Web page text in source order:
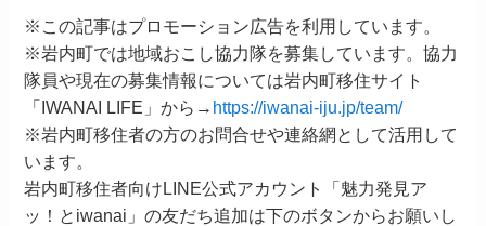
※この記事はプロモーション広告を利用しています。
※岩内町では地域おこし協力隊を募集しています。協力
隊員や現在の募集情報については岩内町移住サイト
「IWANAI LIFE」から→ https://iwanai-iju.jp/team/
※岩内町移住者の方のお問合せや連絡網として活用して
います。
岩内町移住者向けLINE公式アカウント「魅力発見ア
ッ！とiwanai」の友だち追加は下のボタンからお願いし